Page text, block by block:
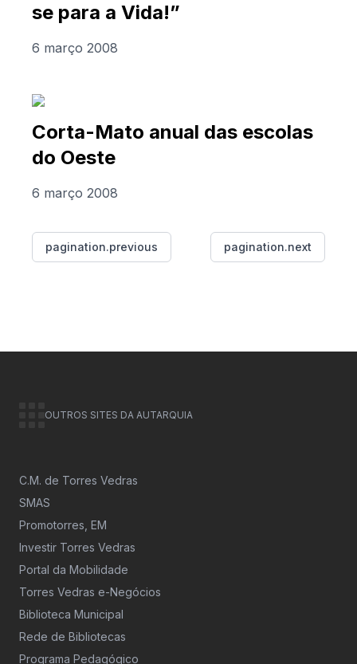
se para a Vida!”
6 março 2008
Corta-Mato anual das escolas
do Oeste
6 março 2008
pagination.previous pagination.next
OUTROS SITES DA AUTARQUIA
C.M. de Torres Vedras
SMAS
Promotorres, EM
Investir Torres Vedras
Portal da Mobilidade
Torres Vedras e-Negócios
Biblioteca Municipal
Rede de Bibliotecas
Programa Pedagógico